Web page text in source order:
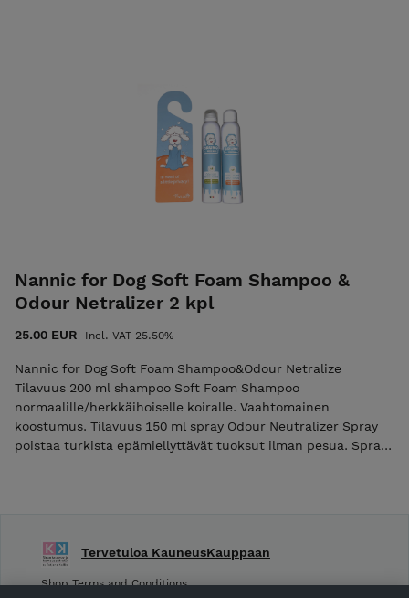
Nannic for Dog Soft Foam Shampoo &
Odour Netralizer 2 kpl
25.00 EUR Incl. VAT 25.50%
Nannic for Dog Soft Foam Shampoo&Odour Netralize
Tilavuus 200 ml shampoo Soft Foam Shampoo
normaalille/herkkäihoiselle koiralle. Vaahtomainen
koostumus. Tilavuus 150 ml spray Odour Neutralizer Spray
poistaa turkista epämiellyttävät tuoksut ilman pesua. Spray
Tervetuloa KauneusKauppaan
Shop Terms and Conditions